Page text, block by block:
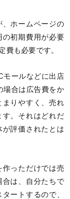
、ホームページの
の初期費用が必要
費も必要です。
モールなどに出店
場合は広告費をか
まりやすく、売れ
す。それはどれだ
評価されたとは
作っただけでは売
合は、自分たちで
ートするので、